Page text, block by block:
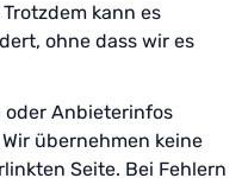
kann es
ohne dass wir es
Anbieterinfos
übernehmen keine
Seite. Bei Fehlern